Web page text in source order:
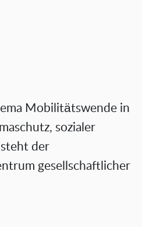
Mobilitätswende in
sozialer
der
gesellschaftlicher